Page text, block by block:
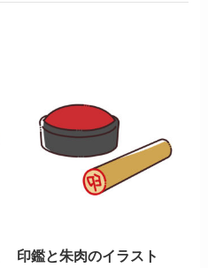
印鑑と朱肉のイラスト